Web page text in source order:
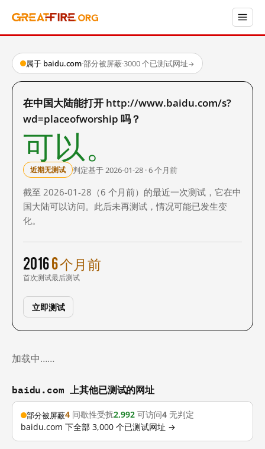
属于 baidu.com·部分被屏蔽·3000 个已测试网址→
在中国大陆能打开 http://www.baidu.com/s?
wd=placeofworship 吗？
可以。
近期无测试 判定基于 2026-01-28 · 6 个月前
截至 2026-01-28（6 个月前）的最近一次测试，它在中
国大陆可以访问。此后未再测试，情况可能已发生变
化。
2016
首次测试
6 个月前
最后测试
立即测试
加载中……
baidu.com 上其他已测试的网址
部分被屏蔽4 间歇性受扰2,992 可访问4 无判定
baidu.com 下全部 3,000 个已测试网址 →